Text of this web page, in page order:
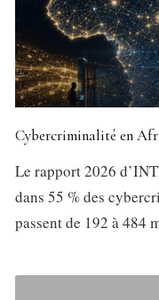
Cybercriminalité en
Le rapport 2026
dans 55 % des
passent de 192 à 484